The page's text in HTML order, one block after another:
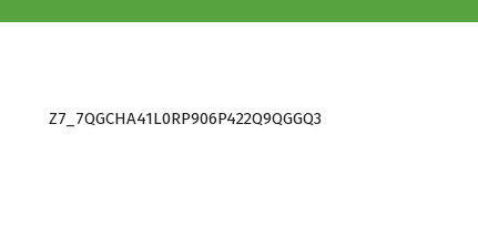
Z7_7QGCHA41L0RP906P422Q9QGGQ3